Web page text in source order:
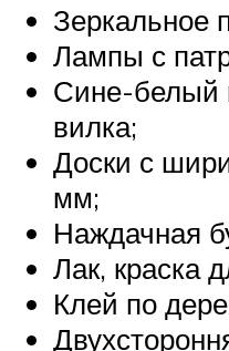
Зеркальное
Лампы с
Сине-белый
вилка;
Доски с
мм;
Наждачная
Лак, краска
Клей по